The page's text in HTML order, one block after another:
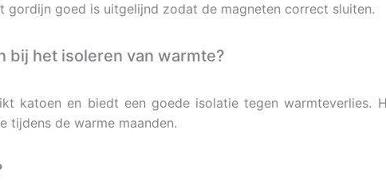
goed is uitgelijnd zodat de magneten correct sluiten.
bij het isoleren van warmte?
katoen en biedt een goede isolatie tegen warmteverlies.
tijdens de warme maanden.